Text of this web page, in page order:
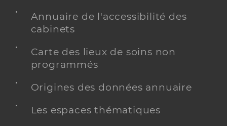
Annuaire de l'accessibilité des
cabinets
Carte des lieux de soins non
programmés
Origines des données annuaire
Les espaces thématiques